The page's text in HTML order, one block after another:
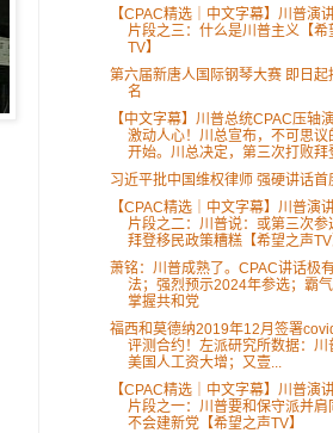
【CPAC精选｜中文字幕】川普演
片段之三：什么是川普主义【希
TV】
第六届新唐人国际钢琴大赛 即日起
名
【中文字幕】川普总统CPAC压轴演
激动人心！川总宣布，不可思议
开始。川总决定，第三次打败拜
习近平批中国维权律师 强硬讲话首
【CPAC精选｜中文字幕】川普演
片段之二：川普说：或第三次参
拜登移民政策糟糕【希望之声TV
萧铭：川普成熟了。CPAC讲话极
法；强烈预示2024年参选；霸
掌握共和党
福西和莫德纳2019年12月签署
评测合约！左派研究所数据：川
美国人工资大增；又壹...
【CPAC精选｜中文字幕】川普演
片段之一：川普要和保守派并肩
不会建新党【希望之声TV】